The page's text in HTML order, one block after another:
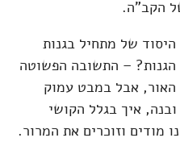
הקב"ה.
של מתחיל בגנות
– התשובה הפשוטה
אבל במבט עמוק
איך בגלל הקושי
וזוכרים את המרור.